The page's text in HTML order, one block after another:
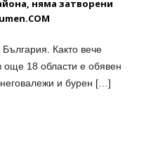
няма затворени
Както вече
18 области е обявен
и бурен […]